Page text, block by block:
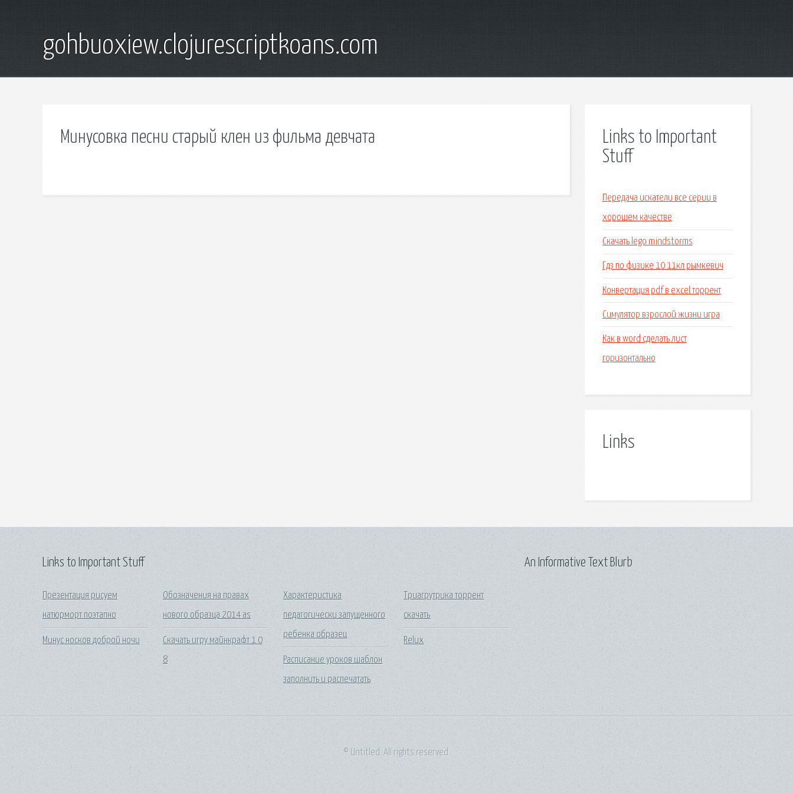
gohbuoxiew.clojurescriptkoans.com
Минусовка песни старый клен из фильма девчата
Links to Important
Stuff
Передача искатели все серии в
хорошем качестве
Скачать lego mindstorms
Гдз по физике 10 11кл рымкевич
Конвертация pdf в excel торрент
Симулятор взрослой жизни игра
Как в word сделать лист
горизонтально
Links
Links to Important Stuff
Презентация рисуем
натюрморт поэтапно
Минус носков доброй ночи
Обозначения на правах
нового образца 2014 as
Скачать игру майнкрафт 1 0
8
Характеристика
педагогически запущенного
ребенка образец
Расписание уроков шаблон
заполнить и распечатать
Триагрутрика торрент
скачать
Relux
An Informative Text Blurb
© Untitled. All rights reserved.